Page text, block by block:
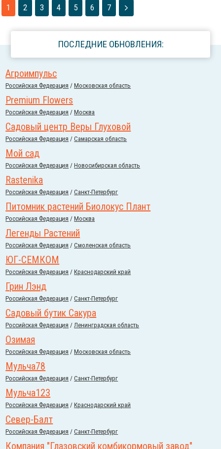
1 2 3 4 5 6 7
ПОСЛЕДНИЕ ОБНОВЛЕНИЯ:
Агроимпульс
Российcкая Федерация /Московская область
Premium Flowers
Российcкая Федерация /Москва
Садовый центр Веры Глуховой
Российcкая Федерация /Самарская область
Мой сад
Российcкая Федерация /Новосибирская область
Rastenika
Российcкая Федерация /Санкт-Петербург
Питомник растений Биолокус Плант
Российcкая Федерация /Москва
Легенды Растений
Российcкая Федерация /Смоленская область
ЮГ-СЕМКОМ
Российcкая Федерация /Краснодарский край
Грин Лэнд
Российcкая Федерация /Санкт-Петербург
Садовый бутик Сакура
Российcкая Федерация /Ленинградская область
Озимая
Российcкая Федерация /Московская область
Мульча78
Российcкая Федерация /Санкт-Петербург
Мульча123
Российcкая Федерация /Краснодарский край
Cевер-Балт
Российcкая Федерация /Санкт-Петербург
Компания "Глазовский комбикормовый завод"